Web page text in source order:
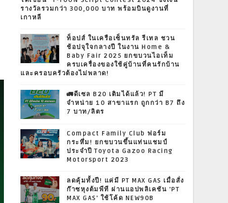
รางวัลรวมกว่า 300,000 บาท พร้อมบินดูงานที่
เกาหลี
ท็อปส์ ในเครือเซ็นทรัล รีเทล ชวน
ช้อปจุใจกลางปี ในงาน Home &
Baby Fair 2025 ยกขบวนไอเท็ม
ครบเครื่องของใช้คู่บ้านที่คนรักบ้าน
และครอบครัวต้องไม่พลาด!
🚛ดีเซล B20 เติมได้แล้ว! PT มี
จำหน่าย 10 สาขาแรก ถูกกว่า B7 ถึง
7 บาท/ลิตร
Compact Family Club ฟอร์ม
กระหึ่ม! ยกขบวนขึ้นแท่นแชมป์
ประจำปี Toyota Gazoo Racing
Motorsport 2023
ลดคุ้มทั้งปี! แค่มี PT MAX GAS เมื่อสั่ง
ก๊าซหุงต้มพีที ผ่านแอปพลิเคชัน 'PT
MAX GAS' ใช้โค้ด NEW90B